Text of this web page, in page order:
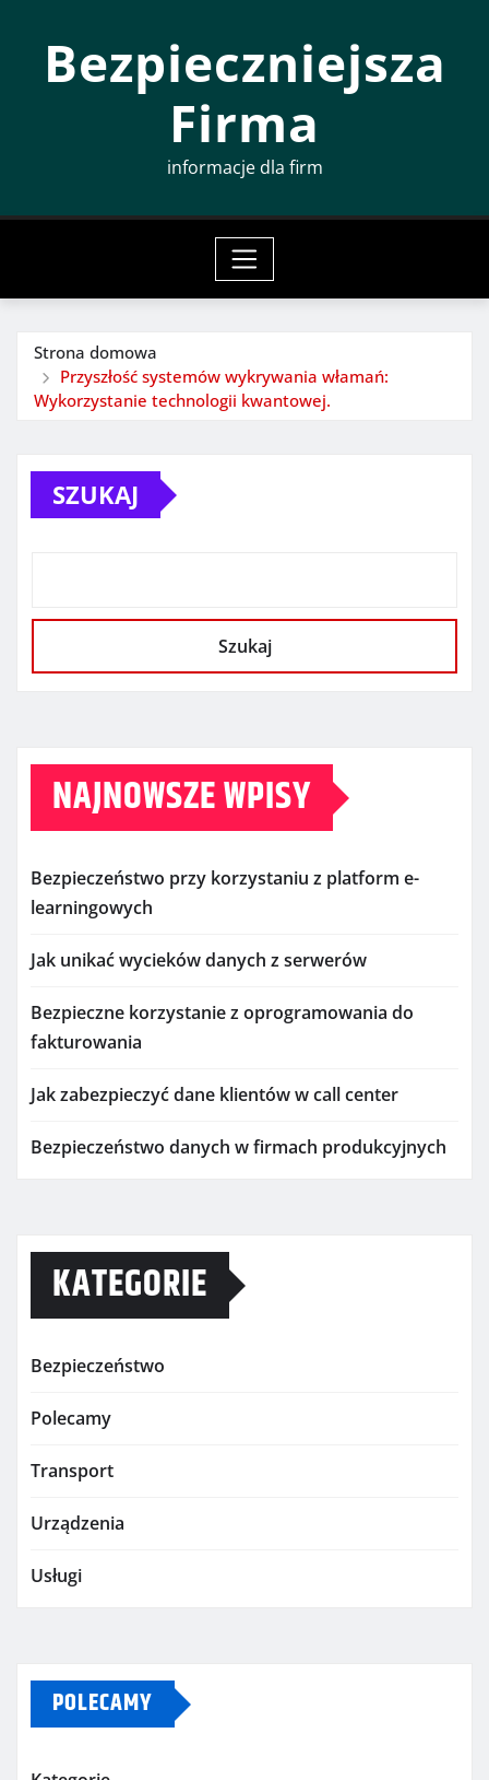
Bezpieczniejsza
Firma
informacje dla firm
Strona domowa
Przyszłość systemów wykrywania włamań:
Wykorzystanie technologii kwantowej.
SZUKAJ
Szukaj
NAJNOWSZE WPISY
Bezpieczeństwo przy korzystaniu z platform e-
learningowych
Jak unikać wycieków danych z serwerów
Bezpieczne korzystanie z oprogramowania do
fakturowania
Jak zabezpieczyć dane klientów w call center
Bezpieczeństwo danych w firmach produkcyjnych
KATEGORIE
Bezpieczeństwo
Polecamy
Transport
Urządzenia
Usługi
POLECAMY